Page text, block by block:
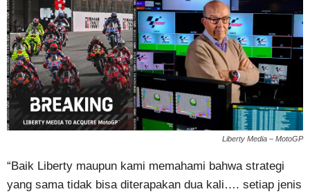
Liberty Media – MotoGP
“Baik Liberty maupun kami memahami bahwa strategi
yang sama tidak bisa diterapakan dua kali…. setiap jenis